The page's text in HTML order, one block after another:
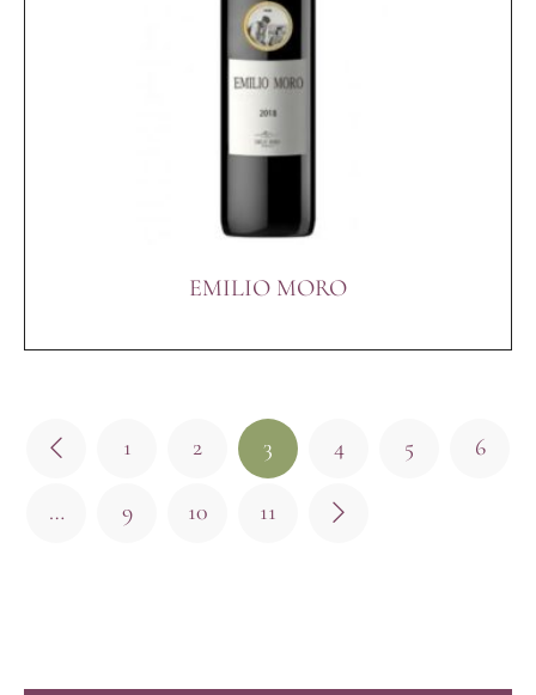
EMILIO MORO
1 2 3 4 5 6
… 9 10 11